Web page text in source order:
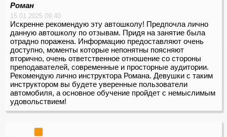
Роман
15.01.2025 09:40
Искренне рекомендую эту автошколу! Предпочла лично
данную автошколу по отзывам. Придя на занятие была
отрадно поражена. Информацию предоставляют очень
доступно, моменты которые непонятны поясняют
вторично, очень ответственное отношение со стороны
преподавателей, современные и просторные аудитории.
Рекомендую лично инструктора Романа. Девушки с таким
инструктором вы будете уверенные пользователи
автомобиля, а основное обучение пройдет с немыслимым
удовольствием!